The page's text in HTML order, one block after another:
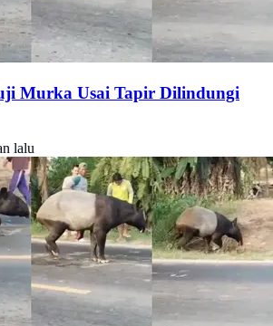
Murka Usai Tapir Dilindungi
lalu